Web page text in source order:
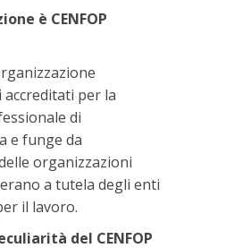
è CENFOP
per la
di
e funge da
organizzazioni
a tutela degli enti
il lavoro.
del CENFOP